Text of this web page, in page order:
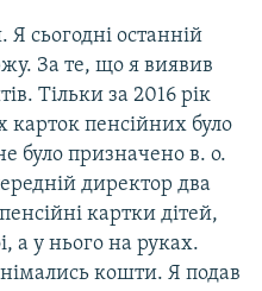
сьогодні останній
За те, що я виявив
Тільки за 2016 рік
карток пенсійних було
було призначено в. о.
директор два
картки дітей,
а у нього на руках.
кошти. Я подав